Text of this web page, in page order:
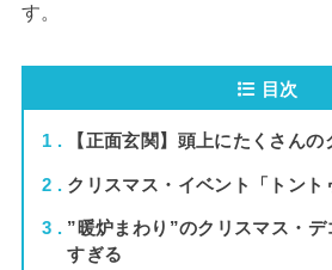
す。
目次
1 【正面玄関】頭上にたくさん
2 クリスマス・イベント「トント
3
”暖炉まわり”のクリスマス・
すぎる